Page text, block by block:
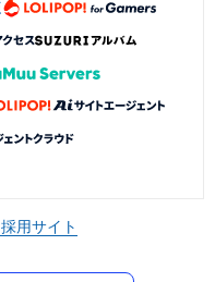
採用サイト